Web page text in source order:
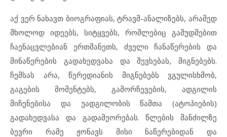
აქ ვერ ნახავთ ბიოგრაფიას, ტრავმ-ანალიზებს, არამედ
მხოლოდ იდეებს, სიტყვებს, რომლებიც გამუდმებით
ჩაენაცვლებიან ერთმანეთს, ძველი ჩანაწერების და
მინაწერების გადახედვასა და შევსებას, მიგნებებს.
ჩემსას არა, წერედიანის მიგნებებს ვგულისხმობ,
გაგების მომენტებს, გამორჩევების, ადგილის
მიჩენებისა და უადგილობის წამთა (ატოპიების)
გადახედვასა და გადამეორებას. წლების მანძილზე
ბევრი რამე ჟონავს მისი ნაწერებიდან და